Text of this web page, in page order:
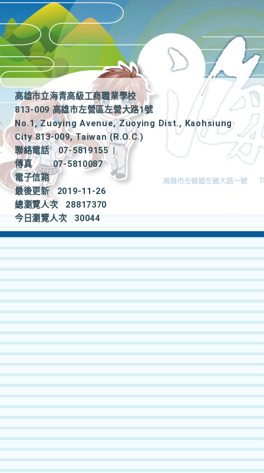
高雄市立海青高級工商職業學校
813-009 高雄市左營區左營大路1號
No.1, Zuoying Avenue, Zuoying Dist., Kaohsiung
City 813-009, Taiwan (R.O.C.)
聯絡電話
07-5819155
|
傳真
07-5810087
電子信箱
最後更新
2019-11-26
總瀏覽人次
28817370
今日瀏覽人次
30044